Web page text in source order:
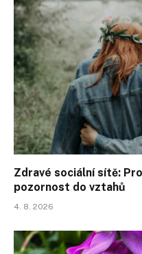
Zdravé sociální sítě:
pozornost do vztahů
4. 8. 2026